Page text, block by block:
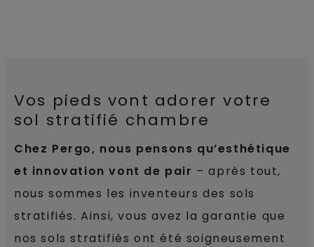
Vos pieds vont adorer votre
sol stratifié chambre
Chez Pergo, nous pensons qu’esthétique
et innovation vont de pair – après tout,
nous sommes les inventeurs des sols
stratifiés. Ainsi, vous avez la garantie que
nos sols stratifiés ont été soigneusement